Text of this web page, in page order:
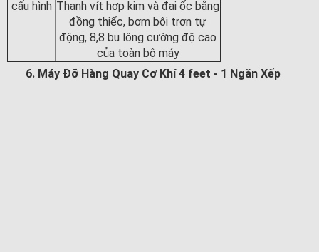
cấu hình Thanh vít hợp kim và đai ốc bằng
đồng thiếc, bơm bôi trơn tự
động, 8,8 bu lông cường độ cao
của toàn bộ máy
6. Máy Đỡ Hàng Quay Cơ Khí 4 feet - 1 Ngăn Xếp